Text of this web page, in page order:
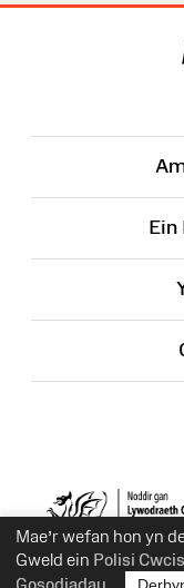
Mae’r wefan hon yn
Gweld ein Polisi Cwcis
Gosodiadau
Ein